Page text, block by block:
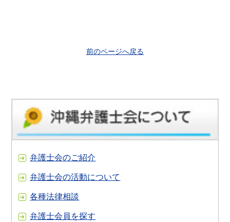
前のページへ戻る
弁護士会のご紹介
弁護士会の活動について
各種法律相談
弁護士会員を探す